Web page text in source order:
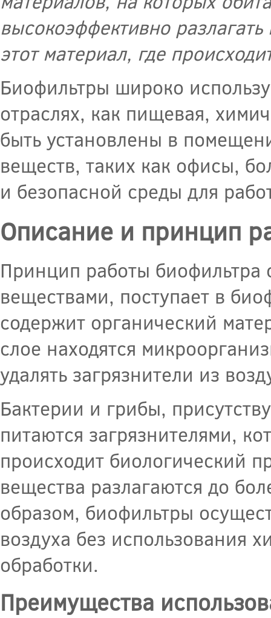
высокоэффективно
этот материал, где
Биофильтры широко
отраслях, как пищевая,
быть установлены в
веществ, таких как офисы,
и безопасной среды для
Описание и принцип
Принцип работы
веществами, поступает в
содержит органический
слое находятся
удалять загрязнители из
Бактерии и грибы,
питаются загрязнителями,
происходит биологический
вещества разлагаются до
образом, биофильтры
воздуха без использования
обработки.
Преимущества